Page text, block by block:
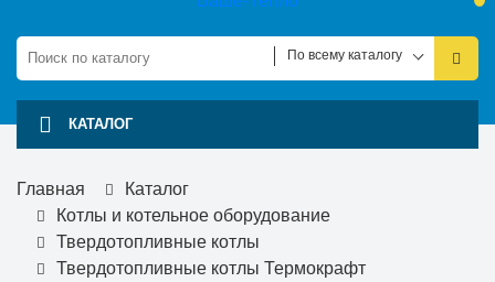
По всему каталогу
КАТАЛОГ
Главная
Каталог
Котлы и котельное оборудование
Твердотопливные котлы
Твердотопливные котлы Термокрафт